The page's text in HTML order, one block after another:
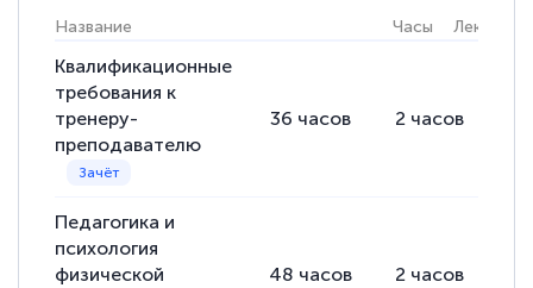
Название Часы Лекции
Квалификационные
требования к
тренеру-
преподавателю
36 часов 2 часов
Педагогика и
психология
физической
48 часов 2 часов